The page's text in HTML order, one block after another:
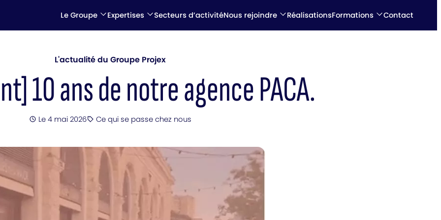
Le Groupe Expertises Secteurs d’activitéNous rejoindre RéalisationsFormations Contact
L'actualité du Groupe Projex
10 ans de notre agence PACA.
Posté
Le 4 mai 2026Catégorie
Ce qui se passe chez nous